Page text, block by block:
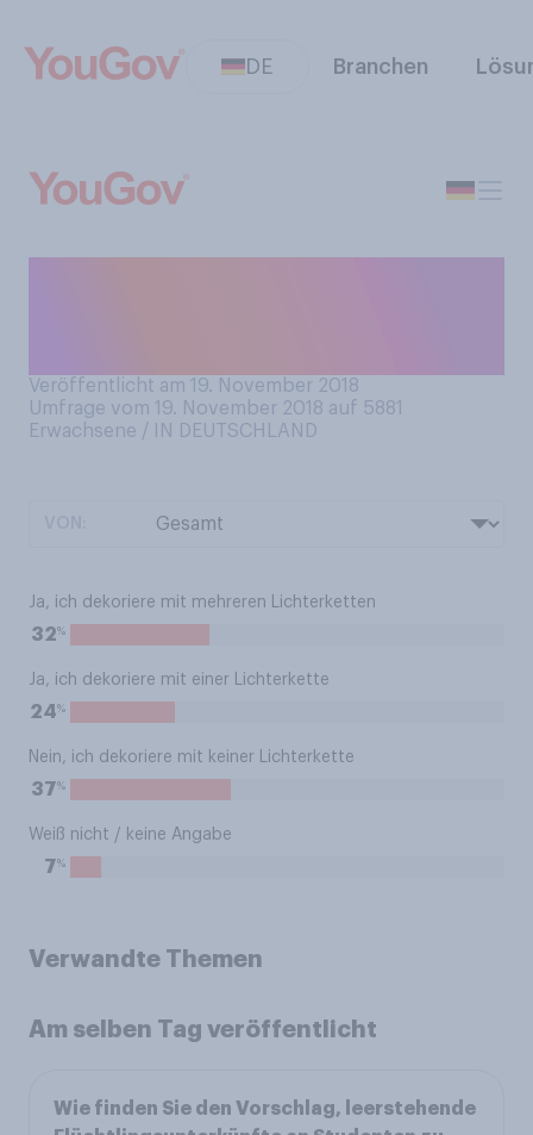
DE Branchen
Veröffentlicht am 19. November 2018
Umfrage vom 19. November 2018 auf 5881
Erwachsene / IN DEUTSCHLAND
Ja, ich dekoriere mit mehreren Lichterketten
32%
Ja, ich dekoriere mit einer Lichterkette
24%
Nein, ich dekoriere mit keiner Lichterkette
37%
Weiß nicht / keine Angabe
7%
Verwandte Themen
Am selben Tag veröffentlicht
Wie finden Sie den Vorschlag, leerstehende